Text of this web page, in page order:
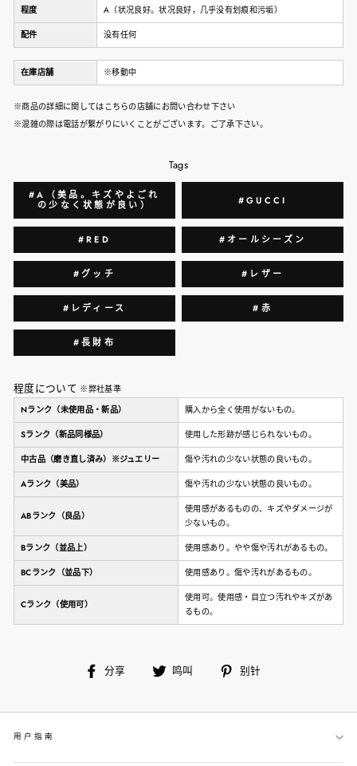
程度 A（状况良好。状况良好，几乎没有划痕和污垢）
配件 没有任何
在庫店舗 ※移動中
※商品の詳細に関してはこちらの店舗にお問い合わせ下さい
※混雑の際は電話が繋がりにいくことがございます。ご了承下さい。
Tags
#A（美品。キズやよごれ
の少なく状態が良い）
#GUCCI
#RED #オールシーズン
#グッチ #レザー
#レディース #赤
#長財布
程度について ※弊社基準
Nランク（未使用品・新品）
購入から全く使用がないもの。
Sランク（新品同様品） 使用した形跡が感じられないもの。
中古品（磨き直し済み）※ジュエリー 傷や汚れの少ない状態の良いもの。
Aランク（美品） 傷や汚れの少ない状態の良いもの。
ABランク（良品）
使用感があるものの、キズやダメージが
少ないもの。
Bランク（並品上） 使用感あり。やや傷や汚れがあるもの。
BCランク（並品下） 使用感あり。傷や汚れがあるもの。
Cランク（使用可）
使用可。使用感・目立つ汚れやキズがあ
るもの。
分享 鸣叫 别针
用户指南